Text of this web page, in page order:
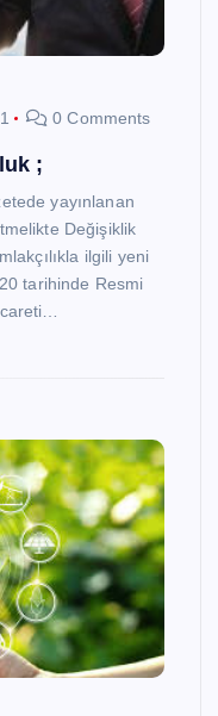
0 Comments
;
yayınlanan
Değişiklik
ilgili yeni
tarihinde Resmi